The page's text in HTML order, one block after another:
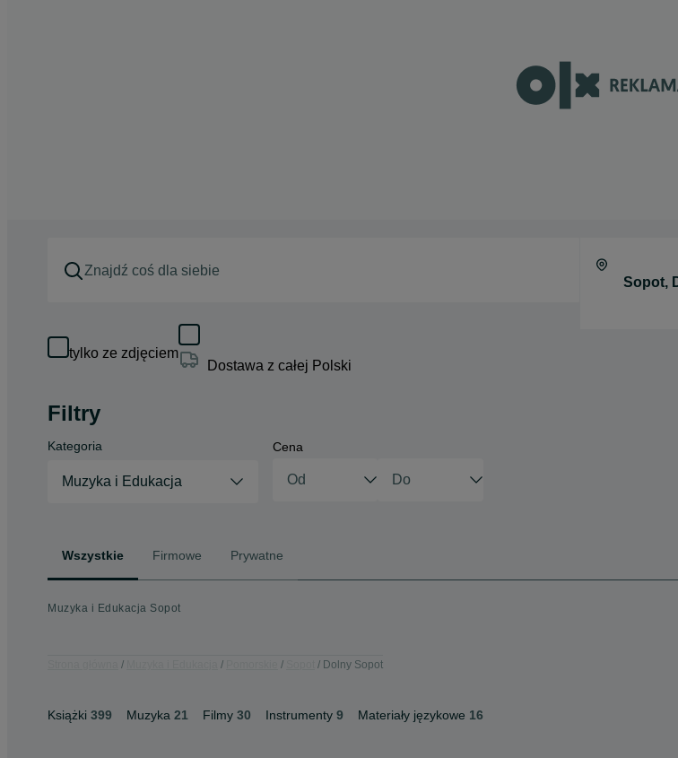
tylko ze zdjęciem
Dostawa z całej Polski
Filtry
Kategoria
Muzyka i Edukacja
Cena
Wszystkie Firmowe Prywatne
Muzyka i Edukacja Sopot
Dolny Sopot
Książki 399 Muzyka 21 Filmy 30 Instrumenty 9 Materiały językowe 16